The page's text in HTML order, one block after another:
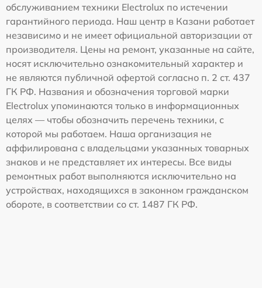
обслуживанием техники Electrolux по истечении
гарантийного периода. Наш центр в Казани работает
независимо и не имеет официальной авторизации от
производителя. Цены на ремонт, указанные на сайте,
носят исключительно ознакомительный характер и
не являются публичной офертой согласно п. 2 ст. 437
ГК РФ. Названия и обозначения торговой марки
Electrolux упоминаются только в информационных
целях — чтобы обозначить перечень техники, с
которой мы работаем. Наша организация не
аффилирована с владельцами указанных товарных
знаков и не представляет их интересы. Все виды
ремонтных работ выполняются исключительно на
устройствах, находящихся в законном гражданском
обороте, в соответствии со ст. 1487 ГК РФ.